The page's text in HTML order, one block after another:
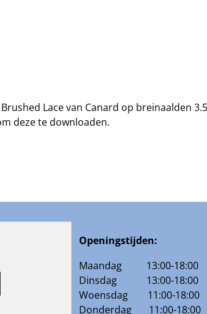
Lace van Canard op breinaalden
deze te downloaden.
Openingstijden:
Maandag 13:00-18:00
Dinsdag 13:00-18:00
Woensdag 11:00-18:00
Donderdag 11:00-18:00